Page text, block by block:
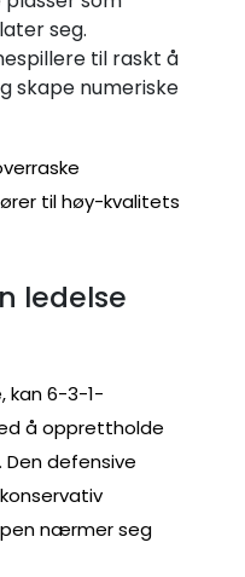
seg.
til raskt å
skape numeriske
til høy-kvalitets
ledelse
kan 6-3-1-
å opprettholde
Den defensive
nærmer seg